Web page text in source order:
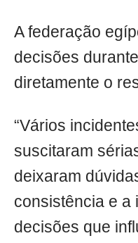
A federação
decisões
diretamente o
“Vários
suscitaram
deixaram
consistência e a
decisões que